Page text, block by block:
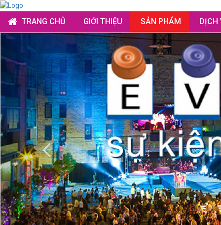
TRANG CHỦ GIỚI THIỆU SẢN PHẨM DỊCH
Previous